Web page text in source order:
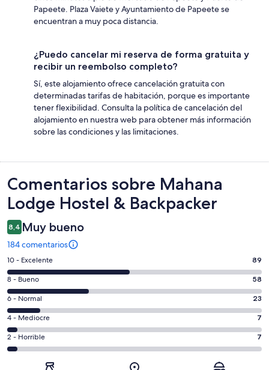
Papeete. Plaza Vaiete y Ayuntamiento de Papeete se
encuentran a muy poca distancia.
¿Puedo cancelar mi reserva de forma gratuita y
recibir un reembolso completo?
Sí, este alojamiento ofrece cancelación gratuita con
determinadas tarifas de habitación, porque es importante
tener flexibilidad. Consulta la política de cancelación del
alojamiento en nuestra web para obtener más información
sobre las condiciones y las limitaciones.
Comentarios
Comentarios sobre Mahana
Lodge Hostel & Backpacker
8,4 Muy bueno
184 comentarios
89
comentarios
de
un
total
de
184
con
10 - Excelente 89
58
comentarios
de
un
total
de
184
8 - Bueno 58
23
comentarios
de
un
total
6 - Normal 23
7
comentarios
de
4 - Mediocre 7
7
comentarios
2 - Horrible 7